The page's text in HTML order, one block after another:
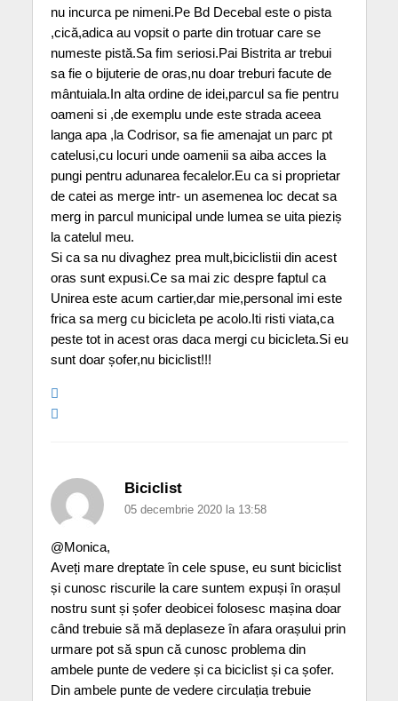
nu incurca pe nimeni.Pe Bd Decebal este o pista
,cică,adica au vopsit o parte din trotuar care se
numeste pistă.Sa fim seriosi.Pai Bistrita ar trebui
sa fie o bijuterie de oras,nu doar treburi facute de
mântuiala.In alta ordine de idei,parcul sa fie pentru
oameni si ,de exemplu unde este strada aceea
langa apa ,la Codrisor, sa fie amenajat un parc pt
catelusi,cu locuri unde oamenii sa aiba acces la
pungi pentru adunarea fecalelor.Eu ca si proprietar
de catei as merge intr- un asemenea loc decat sa
merg in parcul municipal unde lumea se uita pieziș
la catelul meu.
Si ca sa nu divaghez prea mult,biciclistii din acest
oras sunt expusi.Ce sa mai zic despre faptul ca
Unirea este acum cartier,dar mie,personal imi este
frica sa merg cu bicicleta pe acolo.Iti risti viata,ca
peste tot in acest oras daca mergi cu bicicleta.Si eu
sunt doar șofer,nu biciclist!!!
Biciclist
05 decembrie 2020 la 13:58
@Monica,
Aveți mare dreptate în cele spuse, eu sunt biciclist
și cunosc riscurile la care suntem expuși în orașul
nostru sunt și șofer deobicei folosesc mașina doar
când trebuie să mă deplaseze în afara orașului prin
urmare pot să spun că cunosc problema din
ambele punte de vedere și ca biciclist și ca șofer.
Din ambele punte de vedere circulația trebuie